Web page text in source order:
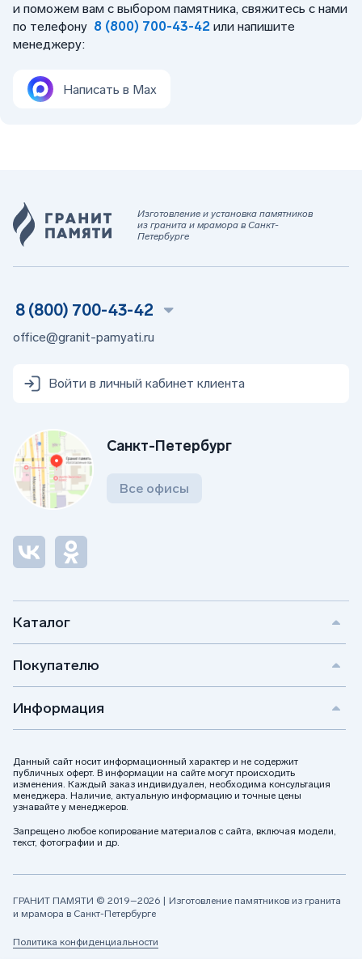
и поможем вам с выбором памятника, свяжитесь с нами
по телефону 8 (800) 700-43-42 или напишите
менеджеру:
Написать в Max
Изготовление и установка памятников
из гранита и мрамора в Санкт-
Петербурге
Каталог
Покупателю
Информация
Данный сайт носит информационный характер и не содержит
публичных оферт. В информации на сайте могут происходить
изменения. Каждый заказ индивидуален, необходима консультация
менеджера. Наличие, актуальную информацию и точные цены
узнавайте у менеджеров.
Запрещено любое копирование материалов с сайта, включая модели,
текст, фотографии и др.
8 (800) 700-43-42
office@granit-pamyati.ru
Войти в личный кабинет клиента
Санкт-Петербург
Все офисы
ГРАНИТ ПАМЯТИ © 2019–2026 | Изготовление памятников из гранита
и мрамора в Санкт-Петербурге
Политика конфиденциальности